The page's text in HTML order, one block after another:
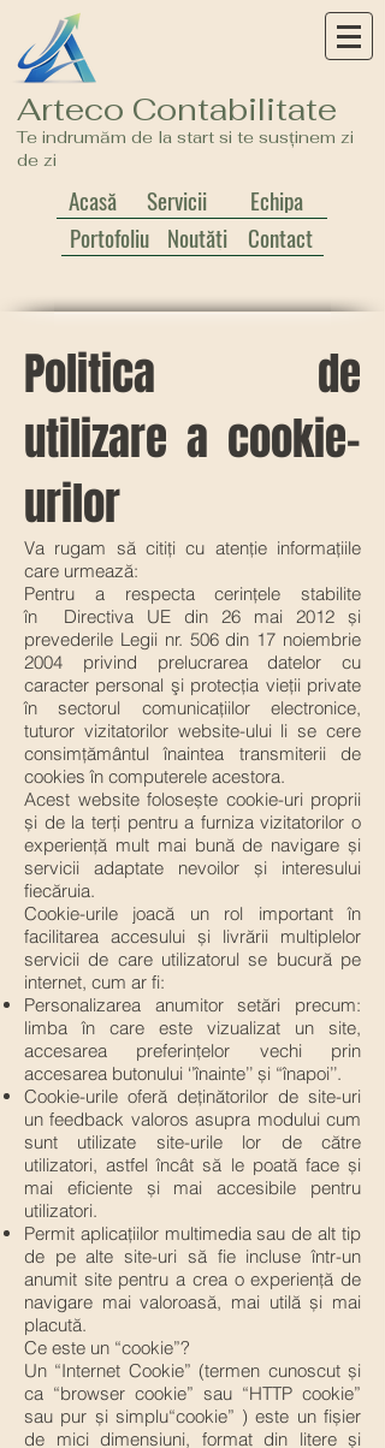
Arteco Contabilitate
Te indrumăm de la start si te susținem zi
de zi
Acasă Servicii
Echipa
Portofoliu Noutăți Contact
Politica de
utilizare a cookie-
urilor
Va rugam să citiți cu atenție informațiile
care urmează:
Pentru a respecta cerințele stabilite
în Directiva UE din 26 mai 2012 și
prevederile Legii nr. 506 din 17 noiembrie
2004 privind prelucrarea datelor cu
caracter personal şi protecţia vieţii private
în sectorul comunicaţiilor electronice,
tuturor vizitatorilor website-ului li se cere
consimțământul înaintea transmiterii de
cookies în computerele acestora.
Acest website folosește cookie-uri proprii
și de la terți pentru a furniza vizitatorilor o
experiență mult mai bună de navigare și
servicii adaptate nevoilor și interesului
fiecăruia.
Cookie-urile joacă un rol important în
facilitarea accesului și livrării multiplelor
servicii de care utilizatorul se bucură pe
internet, cum ar fi:
Personalizarea anumitor setări precum:
limba în care este vizualizat un site,
accesarea preferințelor vechi prin
accesarea butonului ‘’înainte’’ și “înapoi’’.
Cookie-urile oferă deținătorilor de site-uri
un feedback valoros asupra modului cum
sunt utilizate site-urile lor de către
utilizatori, astfel încât să le poată face și
mai eficiente și mai accesibile pentru
utilizatori.
Permit aplicațiilor multimedia sau de alt tip
de pe alte site-uri să fie incluse într-un
anumit site pentru a crea o experiență de
navigare mai valoroasă, mai utilă și mai
placută.
Ce este un “cookie”?
Un “Internet Cookie” (termen cunoscut și
ca “browser cookie” sau “HTTP cookie”
sau pur și simplu“cookie” ) este un fișier
de mici dimensiuni, format din litere și